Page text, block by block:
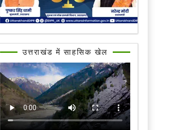
उत्तराखंड में साहसिक खेल